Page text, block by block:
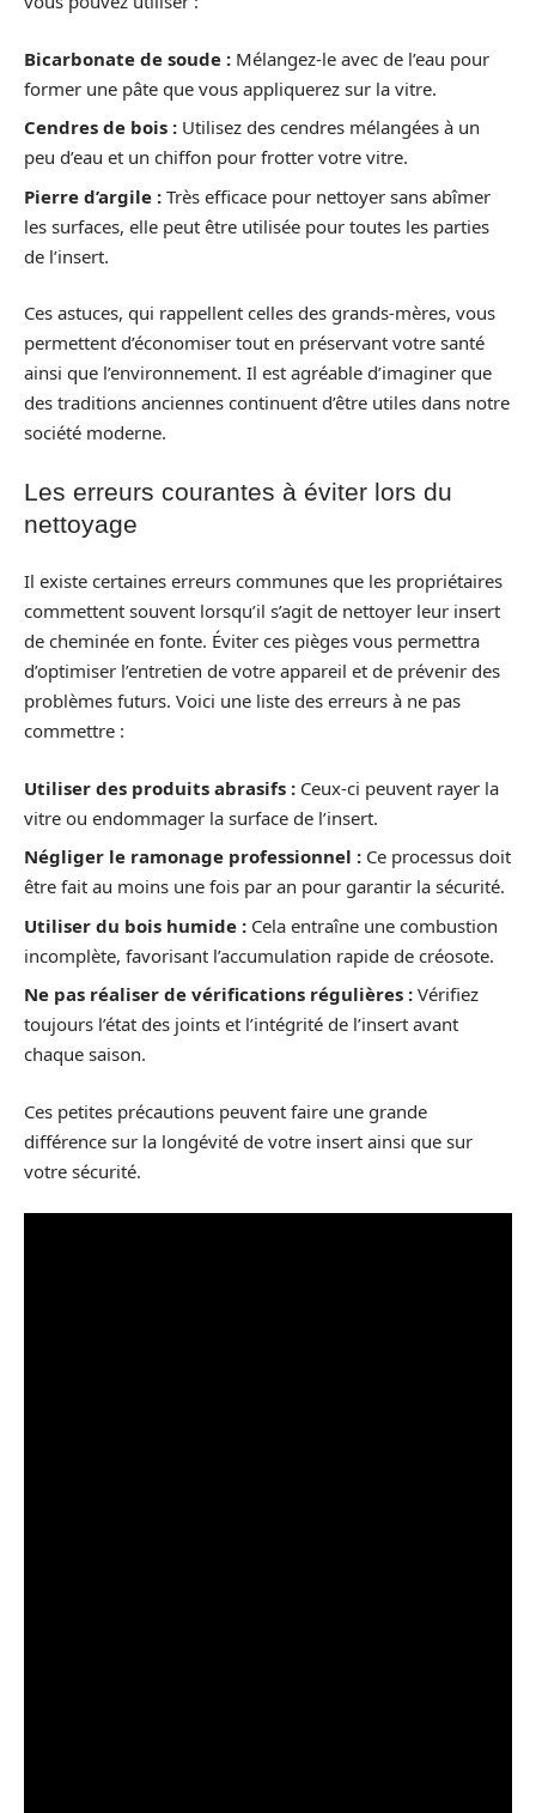
Bicarbonate de soude : Mélangez-le avec de l’eau pour
former une pâte que vous appliquerez sur la vitre.
Cendres de bois : Utilisez des cendres mélangées à un
peu d’eau et un chiffon pour frotter votre vitre.
Pierre d’argile : Très efficace pour nettoyer sans abîmer
les surfaces, elle peut être utilisée pour toutes les parties
de l’insert.
Ces astuces, qui rappellent celles des grands-mères, vous
permettent d’économiser tout en préservant votre santé
ainsi que l’environnement. Il est agréable d’imaginer que
des traditions anciennes continuent d’être utiles dans notre
société moderne.
Les erreurs courantes à éviter lors du
nettoyage
Il existe certaines erreurs communes que les propriétaires
commettent souvent lorsqu’il s’agit de nettoyer leur insert
de cheminée en fonte. Éviter ces pièges vous permettra
d’optimiser l’entretien de votre appareil et de prévenir des
problèmes futurs. Voici une liste des erreurs à ne pas
commettre :
Utiliser des produits abrasifs : Ceux-ci peuvent rayer la
vitre ou endommager la surface de l’insert.
Négliger le ramonage professionnel : Ce processus doit
être fait au moins une fois par an pour garantir la sécurité.
Utiliser du bois humide : Cela entraîne une combustion
incomplète, favorisant l’accumulation rapide de créosote.
Ne pas réaliser de vérifications régulières : Vérifiez
toujours l’état des joints et l’intégrité de l’insert avant
chaque saison.
Ces petites précautions peuvent faire une grande
différence sur la longévité de votre insert ainsi que sur
votre sécurité.